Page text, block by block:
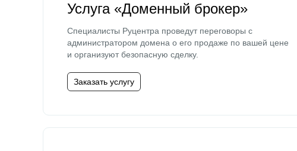
Услуга «Доменный брокер»
Специалисты Руцентра проведут переговоры с
администратором домена о его продаже по вашей цене
и организуют безопасную сделку.
Заказать услугу